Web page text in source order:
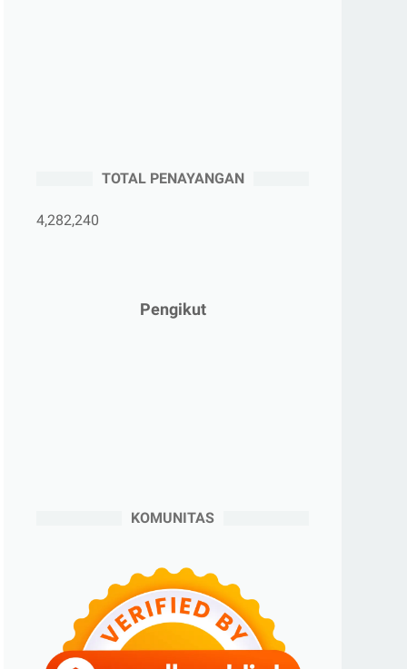
April 2025 (5)
►Maret 2025
(2)
Maret 2024(2)
►
Februari 2024(6)
►Januari 2024(2)
TOTAL PENAYANGAN
4,282,240
Pengikut
KOMUNITAS